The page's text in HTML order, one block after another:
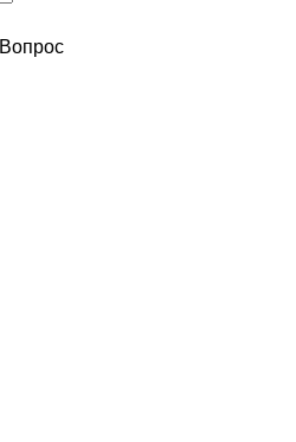
Вопрос